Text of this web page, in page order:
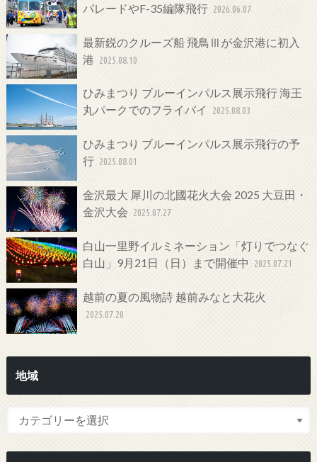
パレードやF-35編隊飛行 2026.06.07
最新鋭のクルーズ船 飛鳥Ⅲが金沢港に初入
港 2025.08.10
ひみまつり ブルーインパルス展示飛行 海王
丸パークでのフライバイ
2025.08.03
ひみまつり ブルーインパルス展示飛行の予
行 2025.08.01
金沢最大 犀川の北國花火大会 2025 大豆田・
金沢大会 2025.07.27
白山一里野イルミネーション「灯りでつなぐ
白山」9月21日（日）まで開催中
2025.07.21
越前の夏の風物詩 越前みなと大花火
2025.07.20
地域